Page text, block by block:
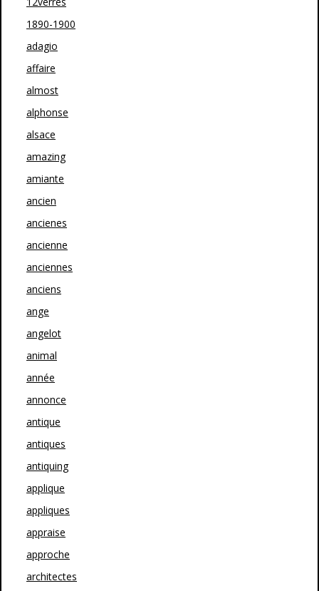
1890-1900
adagio
affaire
almost
alphonse
alsace
amazing
amiante
ancien
ancienes
ancienne
anciennes
anciens
ange
angelot
animal
année
annonce
antique
antiques
antiquing
applique
appliques
appraise
approche
architectes